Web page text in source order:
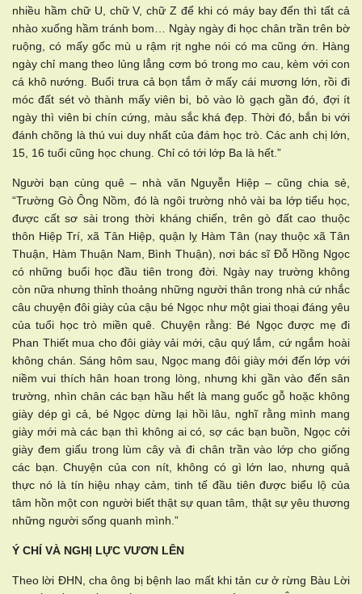
nhiều hầm chữ U, chữ V, chữ Z để khi có máy bay đến thì tất cả
nhào xuống hầm tránh bom… Ngày ngày đi học chân trần trên bờ
ruộng, có mấy gốc mù u rậm rịt nghe nói có ma cũng ớn. Hàng
ngày chỉ mang theo lủng lẳng cơm bó trong mo cau, kèm với con
cá khô nướng. Buổi trưa cả bọn tắm ở mấy cái mương lớn, rồi đi
móc đất sét vò thành mấy viên bi, bỏ vào lò gạch gần đó, đợi ít
ngày thì viên bi chín cứng, màu sắc khá đẹp. Thời đó, bắn bi với
đánh chõng là thú vui duy nhất của đám học trò. Các anh chị lớn,
15, 16 tuổi cũng học chung. Chỉ có tới lớp Ba là hết.”
Người bạn cùng quê – nhà văn Nguyễn Hiệp – cũng chia sẻ,
“Trường Gò Ông Nồm, đó là ngôi trường nhỏ vài ba lớp tiểu học,
được cất sơ sài trong thời kháng chiến, trên gò đất cao thuộc
thôn Hiệp Trí, xã Tân Hiệp, quận lỵ Hàm Tân (nay thuộc xã Tân
Thuận, Hàm Thuận Nam, Bình Thuận), nơi bác sĩ Đỗ Hồng Ngọc
có những buổi học đầu tiên trong đời. Ngày nay trường không
còn nữa nhưng thỉnh thoảng những người thân trong nhà cứ nhắc
câu chuyện đôi giày của cậu bé Ngọc như một giai thoại đáng yêu
của tuổi học trò miền quê. Chuyện rằng: Bé Ngọc được mẹ đi
Phan Thiết mua cho đôi giày vải mới, cậu quý lắm, cứ ngắm hoài
không chán. Sáng hôm sau, Ngọc mang đôi giày mới đến lớp với
niềm vui thích hân hoan trong lòng, nhưng khi gần vào đến sân
trường, nhìn chân các bạn hầu hết là mang guốc gỗ hoặc không
giày dép gì cả, bé Ngọc dừng lại hồi lâu, nghĩ rằng mình mang
giày mới mà các bạn thì không ai có, sợ các bạn buồn, Ngọc cởi
giày đem giấu trong lùm cây và đi chân trần vào lớp cho giống
các bạn. Chuyện của con nít, không có gì lớn lao, nhưng quả
thực nó là tín hiệu nhạy cảm, tinh tế đầu tiên được biểu lộ của
tâm hồn một con người biết thật sự quan tâm, thật sự yêu thương
những người sống quanh mình.”
Ý CHÍ VÀ NGHỊ LỰC VƯƠN LÊN
Theo lời ĐHN, cha ông bị bệnh lao mất khi tản cư ở rừng Bàu Lời